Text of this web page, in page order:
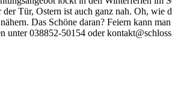
der Tür, Ostern ist auch ganz nah. Oh,
Das Schöne daran? Feiern kann
unter 038852-50154 oder